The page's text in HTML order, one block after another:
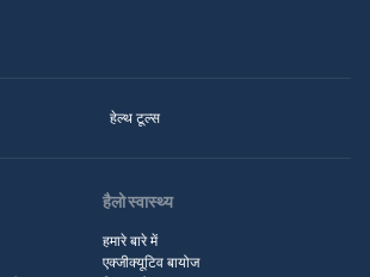
हेल्थ टूल्स
हैलो स्वास्थ्य
हमारे बारे में
एक्जीक्यूटिव बायोज